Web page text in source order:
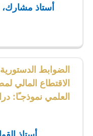
أستاذ
الضوابط
الاقتطاع المالي
العلمي نموذجـًا: